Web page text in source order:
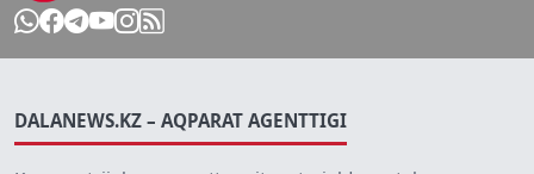
DALANEWS.KZ – AQPARAT AGENTTIGI